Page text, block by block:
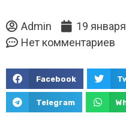
Admin
19
Нет комментариев
Facebook
Telegram